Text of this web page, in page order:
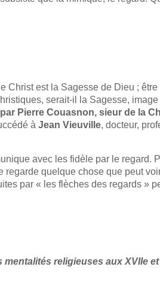
est la Sagesse de Dieu ;
serait-il la Sagesse,
Pierre Couasnon, sieur de la
à Jean Vieuville, docteur,
avec les fidèle par le regard.
quelque chose que peut
par « les flèches des regards »
mentalités religieuses aux XVIIe